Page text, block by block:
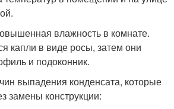
влажность в комнате.
капли в виде росы, затем они
и подоконник.
выпадения конденсата, которые
замены конструкции: